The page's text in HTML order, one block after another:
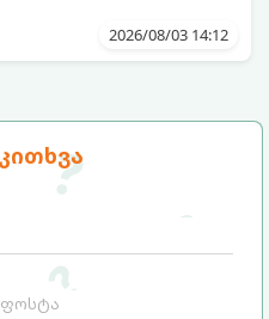
ბარბექიუსთვის ან
2026/08/03 14:12